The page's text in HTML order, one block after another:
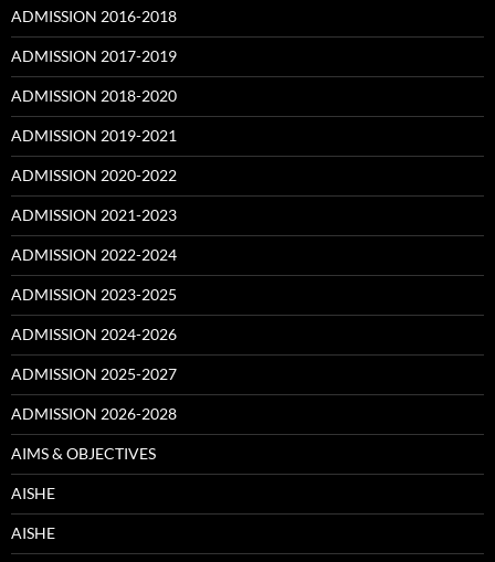
ADMISSION 2016-2018
ADMISSION 2017-2019
ADMISSION 2018-2020
ADMISSION 2019-2021
ADMISSION 2020-2022
ADMISSION 2021-2023
ADMISSION 2022-2024
ADMISSION 2023-2025
ADMISSION 2024-2026
ADMISSION 2025-2027
ADMISSION 2026-2028
AIMS & OBJECTIVES
AISHE
AISHE